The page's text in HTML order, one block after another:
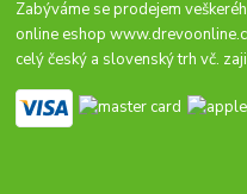
Zabýváme se prodejem
online eshop
celý český a slovenský trh vč.